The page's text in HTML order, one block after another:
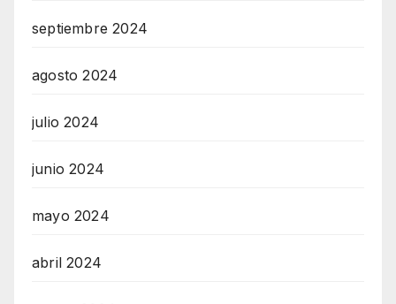
septiembre 2024
agosto 2024
julio 2024
junio 2024
mayo 2024
abril 2024